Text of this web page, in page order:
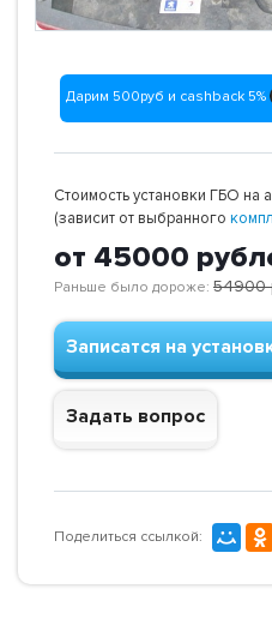
Дарим 500руб и cashback 5%
Стоимость установки ГБО на
(зависит от выбранного
от 45000
Раньше было дороже: 54900
Записатся на
Задать вопрос
Поделиться ссылкой: